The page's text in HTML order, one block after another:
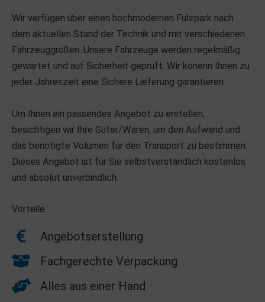
Wir verfügen über einen hochmodernen Fuhrpark nach
dem aktuellen Stand der Technik und mit verschiedenen
Fahrzeuggrößen. Unsere Fahrzeuge werden regelmäßig
gewartet und auf Sicherheit geprüft. Wir könenn Ihnen zu
jeder Jahreszeit eine Sichere Lieferung garantieren.
Um Ihnen ein passendes Angebot zu erstellen,
besichtigen wir Ihre Güter/Waren, um den Aufwand und
das benötigte Volumen für den Transport zu bestimmen.
Dieses Angebot ist für Sie selbstverständlich kostenlos
und absolut unverbindlich.
Vorteile
Angebotserstellung
Fachgerechte Verpackung
Alles aus einer Hand